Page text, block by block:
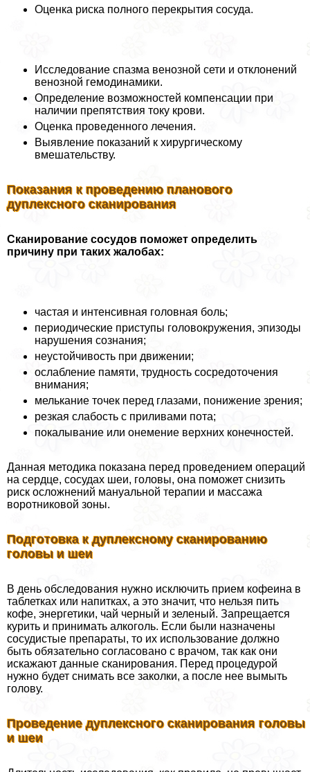
Оценка риска полного перекрытия сосуда.
Исследование спазма венозной сети и отклонений
венозной гемодинамики.
Определение возможностей компенсации при
наличии препятствия току крови.
Оценка проведенного лечения.
Выявление показаний к хирургическому
вмешательству.
Показания к проведению планового
дуплексного сканирования
Сканирование сосудов поможет определить
причину при таких жалобах:
частая и интенсивная головная боль;
периодические приступы головокружения, эпизоды
нарушения сознания;
неустойчивость при движении;
ослабление памяти, трудность сосредоточения
внимания;
мелькание точек перед глазами, понижение зрения;
резкая слабость с приливами пота;
покалывание или онемение верхних конечностей.
Данная методика показана перед проведением операций
на сердце, сосудах шеи, головы, она поможет снизить
риск осложнений мануальной терапии и массажа
воротниковой зоны.
Подготовка к дуплексному сканированию
головы и шеи
В день обследования нужно исключить прием кофеина в
таблетках или напитках, а это значит, что нельзя пить
кофе, энергетики, чай черный и зеленый. Запрещается
курить и принимать алкоголь. Если были назначены
сосудистые препараты, то их использование должно
быть обязательно согласовано с врачом, так как они
искажают данные сканирования. Перед процедурой
нужно будет снимать все заколки, а после нее вымыть
голову.
Проведение дуплексного сканирования головы
и шеи